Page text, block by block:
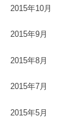
2015年10月
2015年9月
2015年8月
2015年7月
2015年5月